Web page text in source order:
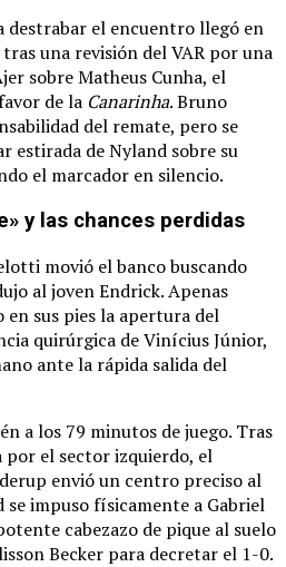
el encuentro llegó en
una revisión del VAR por una
sobre Matheus Cunha, el
de la Canarinha.Bruno
del remate, pero se
estirada de Nyland sobre su
el marcador en silencio.
y las chances perdidas
movió el banco buscando
al joven Endrick.Apenas
sus pies la apertura del
quirúrgica de Vinícius Júnior,
ante la rápida salida del
a los 79 minutos de juego. Tras
por el sector izquierdo, el
envió un centro preciso al
se impuso físicamente a Gabriel
cabezazo de pique al suelo
Becker para decretar el 1-0.